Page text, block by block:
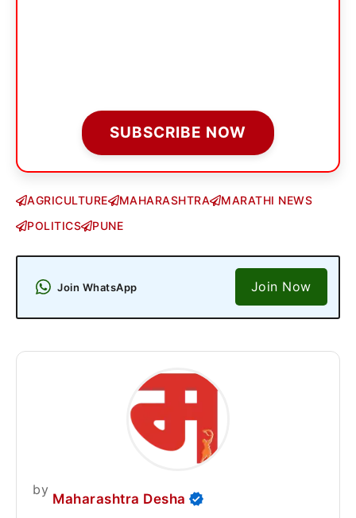
SUBSCRIBE NOW
AGRICULTURE MAHARASHTRA
MARATHI NEWS
POLITICS
PUNE
Join WhatsApp Join Now
by
Maharashtra Desha